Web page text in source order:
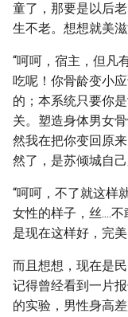
童了，那要是以后
生不老。想想就美
“呵呵，宿主，但凡
吃呢！你骨龄变小
的；本系统只要你
关。塑造身体男女
然我在把你变回原
然了，是苏倾城自
“呵呵，不了就这样
女性的样子，丝....
是现在这样好，完
而且想想，现在是
记得曾经看到一片
的实验，男性身高